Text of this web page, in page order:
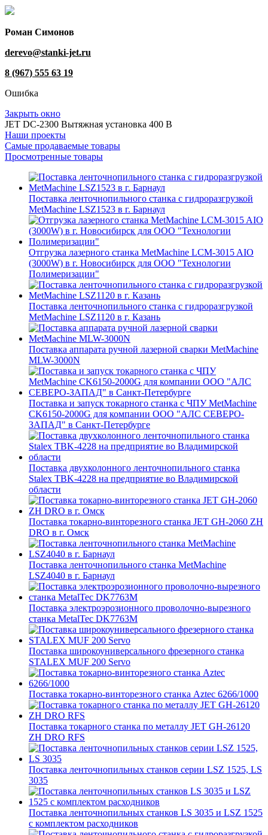
Роман Симонов
derevo@stanki-jet.ru
8 (967) 555 63 19
Ошибка
Закрыть окно
JET DC-2300 Вытяжная установка 400 В
Наши проекты
Самые продаваемые товары
Просмотренные товары
Поставка ленточнопильного станка c гидроразгрузкой
MetMachine LSZ1523 в г. Барнаул
Отгрузка лазерного станка MetMachine LCM-3015 AIO
(3000W) в г. Новосибирск для ООО "Технологии
Полимеризации"
Поставка ленточнопильного станка c гидроразгрузкой
MetMachine LSZ1120 в г. Казань
Поставка аппарата ручной лазерной сварки MetMachine
MLW-3000N
Поставка и запуск токарного станка с ЧПУ MetMachine
CK6150-2000G для компании ООО "АЛС СЕВЕРО-
ЗАПАД" в Санкт-Петербурге
Поставка двухколонного ленточнопильного станка
Stalex TBK-4228 на предприятие во Владимирской
области
Поставка токарно-винторезного станка JET GH-2060 ZH
DRO в г. Омск
Поставка ленточнопильного станка MetMachine
LSZ4040 в г. Барнаул
Поставка электроэрозионного проволочно-вырезного
станка MetalTec DK7763M
Поставка широкоуниверсального фрезерного станка
STALEX MUF 200 Servo
Поставка токарно-винторезного станка Aztec 6266/1000
Поставка токарного станка по металлу JET GH-26120
ZH DRO RFS
Поставка ленточнопильных станков серии LSZ 1525, LS
3035
Поставка ленточнопильных станков LS 3035 и LSZ 1525
с комплектом расходников